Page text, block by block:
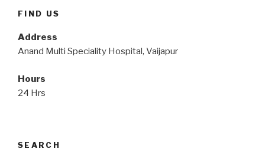
FIND US
Address
Anand Multi Speciality Hospital, Vaijapur
Hours
24 Hrs
SEARCH